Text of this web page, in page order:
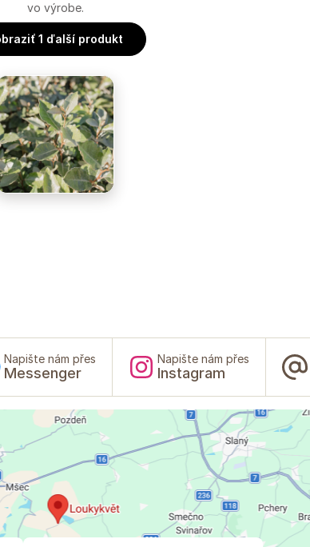
vo výrobe.
1 ďalší produkt
Napište nám přes
Messenger
Napište nám přes
Instagram